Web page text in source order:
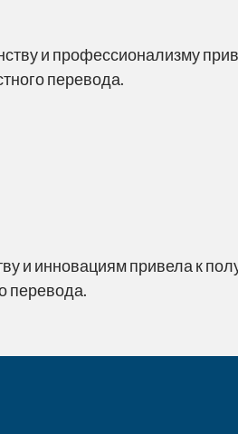
и профессионализму
перевода.
и инновациям привела к
перевода.